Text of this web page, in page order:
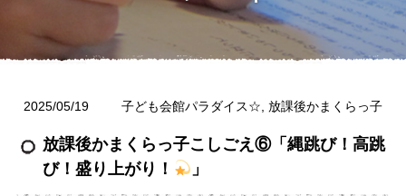
2025/05/19 子ども会館パラダイス☆ 放課後かまくらっ子
放課後かまくらっ子こしごえ⑥「縄跳び！高跳
び！盛り上がり！
」